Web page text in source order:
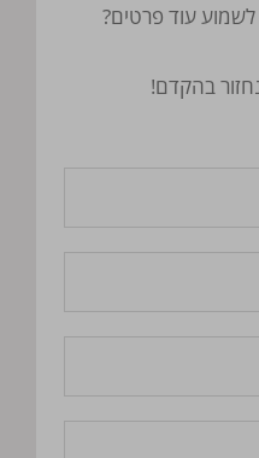
לשמוע עוד פרטים?
בהקדם!